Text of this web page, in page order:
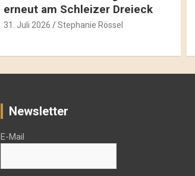
erneut am Schleizer Dreieck
31. Juli 2026 Stephanie Rössel
Newsletter
E-Mail